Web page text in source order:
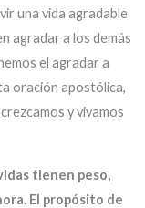
una vida agradable
agradar a los demás
el agradar a
oración apostólica,
y vivamos
tienen peso,
El propósito de